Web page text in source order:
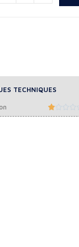
TECHNIQUES
